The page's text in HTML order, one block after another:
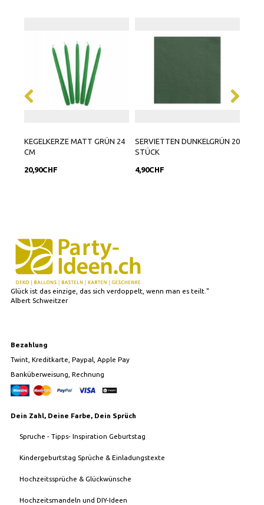
KEGELKERZE MATT GRÜN 24
CM
20,90CHF
SERVIETTEN DUNKELGRÜN 20
STÜCK
4,90CHF
Glück ist das einzige, das sich verdoppelt, wenn man es teilt."
Albert Schweitzer
Bezahlung
Twint, Kreditkarte, Paypal, Apple Pay
Banküberweisung, Rechnung
Dein Zahl, Deine Farbe, Dein Sprüch
Spruche - Tipps- Inspiration Geburtstag
Kindergeburtstag Sprüche & Einladungstexte
Hochzeitssprüche & Glückwünsche
Hochzeitsmandeln und DIY-Ideen